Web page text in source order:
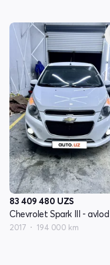
83 409 480 UZS
Chevrolet Spark III - avlod
2017 194 000 km